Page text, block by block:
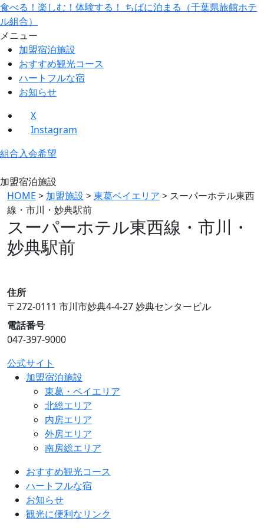
食べる！楽しむ！体験する！ ちばに泊まる（千葉県旅館ホテ
ル組合）
メニュー
加盟宿泊施設
おすすめ観光コース
ハートフルな宿
お知らせ
X
Instagram
組合入会希望
加盟宿泊施設
HOME > 加盟施設 >東葛ベイエリア > スーパーホテル東西
線・市川・妙典駅前
スーパーホテル東西線・市川・
妙典駅前
住所
〒272-0111 市川市妙典4-4-27 妙典センタービル
電話番号
047-397-9000
公式サイト
加盟宿泊施設
東葛・ベイエリア
北総エリア
内房エリア
外房エリア
南房総エリア
おすすめ観光コース
ハートフルな宿
お知らせ
観光に便利なリンク